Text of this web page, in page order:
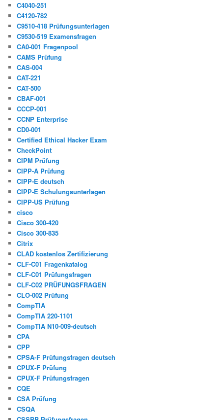
C4040-251
C4120-782
C9510-418 Prüfungsunterlagen
C9530-519 Examensfragen
CA0-001 Fragenpool
CAMS Prüfung
CAS-004
CAT-221
CAT-500
CBAF-001
CCCP-001
CCNP Enterprise
CD0-001
Certified Ethical Hacker Exam
CheckPoint
CIPM Prüfung
CIPP-A Prüfung
CIPP-E deutsch
CIPP-E Schulungsunterlagen
CIPP-US Prüfung
cisco
Cisco 300-420
Cisco 300-835
Citrix
CLAD kostenlos Zertifizierung
CLF-C01 Fragenkatalog
CLF-C01 Prüfungsfragen
CLF-C02 PRÜFUNGSFRAGEN
CLO-002 Prüfung
CompTIA
CompTIA 220-1101
CompTIA N10-009-deutsch
CPA
CPP
CPSA-F Prüfungsfragen deutsch
CPUX-F Prüfung
CPUX-F Prüfungsfragen
CQE
CSA Prüfung
CSQA